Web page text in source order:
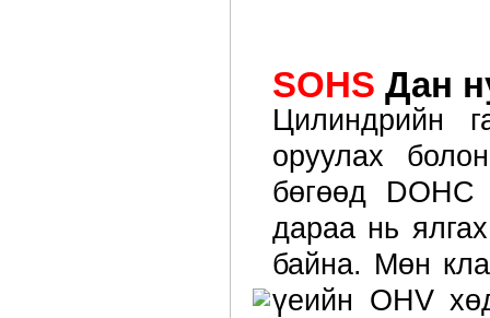
SOHS Дан
Цилиндрийн
оруулах
бөгөөд DOHC
дараа нь
байна. Мөн
үеийн OHV